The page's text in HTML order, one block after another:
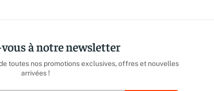
à notre newsletter
toutes nos promotions exclusives, offres et nouvelles
arrivées !